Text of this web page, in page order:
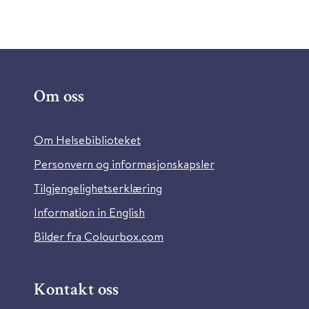
Om oss
Om Helsebiblioteket
Personvern og informasjonskapsler
Tilgjengelighetserklæring
Information in English
Bilder fra Colourbox.com
Kontakt oss